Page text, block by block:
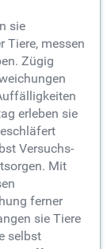
sie
Tiere, messen
Zügig
erleben sie
Versuchs-
Mit
ferner
sie Tiere
selbst